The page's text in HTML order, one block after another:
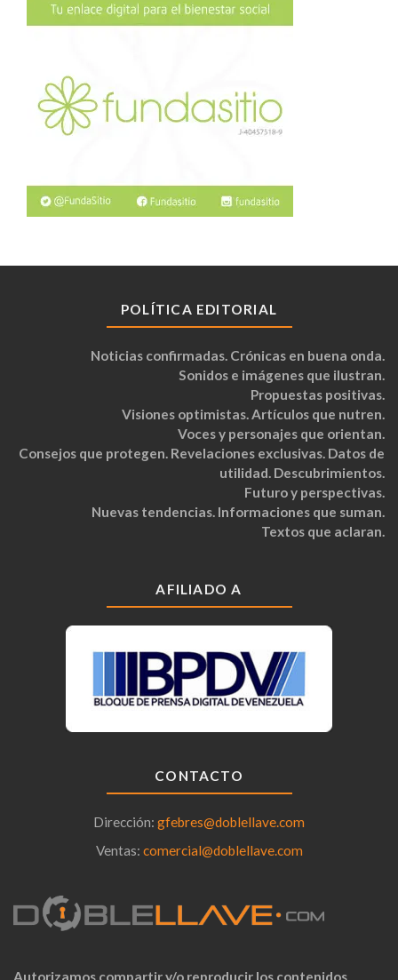
POLÍTICA EDITORIAL
Noticias confirmadas. Crónicas en buena onda.
Sonidos e imágenes que ilustran.
Propuestas positivas.
Visiones optimistas. Artículos que nutren.
Voces y personajes que orientan.
Consejos que protegen. Revelaciones exclusivas. Datos de
utilidad. Descubrimientos.
Futuro y perspectivas.
Nuevas tendencias. Informaciones que suman.
Textos que aclaran.
AFILIADO A
CONTACTO
Dirección: gfebres@doblellave.com
Ventas: comercial@doblellave.com
Autorizamos compartir y/o reproducir los contenidos